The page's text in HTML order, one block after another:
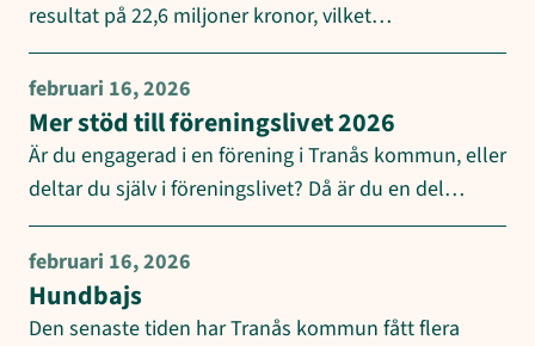
resultat på 22,6 miljoner kronor, vilket…
februari 16, 2026
Mer stöd till föreningslivet 2026
Är du engagerad i en förening i Tranås kommun, eller
deltar du själv i föreningslivet? Då är du en del…
februari 16, 2026
Hundbajs
Den senaste tiden har Tranås kommun fått flera